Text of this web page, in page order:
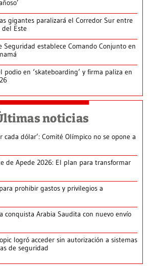
gigantes paralizará el Corredor Sur entre
del Este
Seguridad establece Comando Conjunto en
podio en ‘skateboarding’ y firma paliza en
noticias
cada dólar’: Comité Olímpico no se opone a
de Apede 2026: El plan para transformar
prohibir gastos y privilegios a
conquista Arabia Saudita con nuevo envío
logró acceder sin autorización a sistemas
de seguridad